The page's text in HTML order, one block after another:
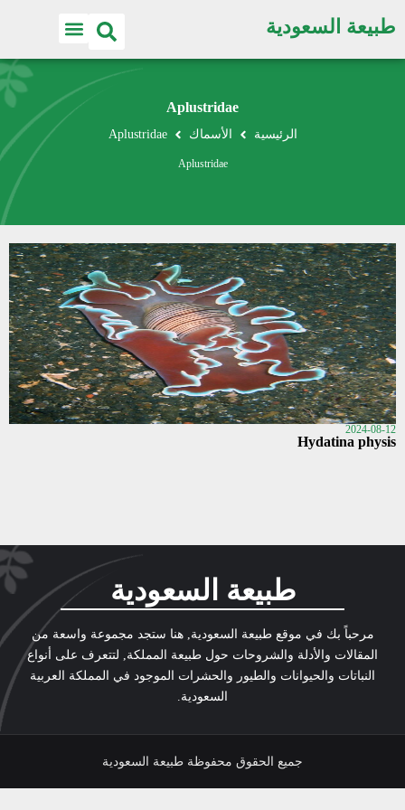
طبيعة السعودية
Aplustridae
الرئيسية الأسماك Aplustridae
Aplustridae
2024-08-12
Hydatina physis
طبيعة السعودية
مرحباً بك في موقع طبيعة السعودية, هنا ستجد مجموعة واسعة من
المقالات والأدلة والشروحات حول طبيعة المملكة, لتتعرف على أنواع
النباتات والحيوانات والطيور والحشرات الموجود في المملكة العربية
السعودية.
جميع الحقوق محفوظة طبيعة السعودية